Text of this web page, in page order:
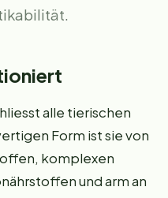
alle tierischen
Form ist sie von
komplexen
und arm an